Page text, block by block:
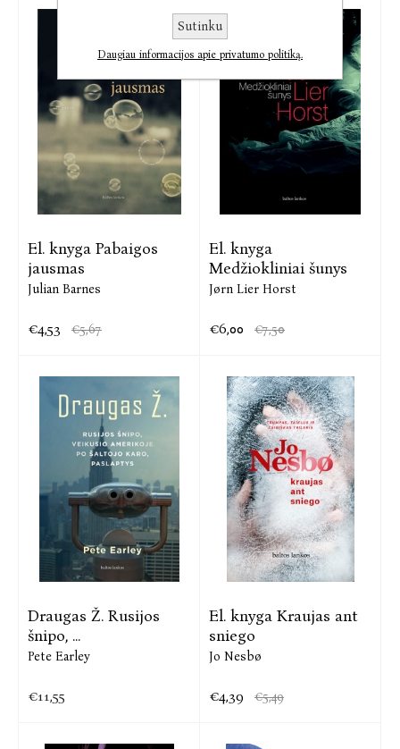
El. knyga Pabaigos
jausmas
Julian Barnes
€4,53 €5,67
El. knyga
Medžiokliniai šunys
Jørn Lier Horst
€6,00 €7,50
Draugas Ž. Rusijos
šnipo, ...
Pete Earley
€11,55
El. knyga Kraujas ant
sniego
Jo Nesbø
€4,39 €5,49
Sutinku
Daugiau informacijos apie privatumo politiką.